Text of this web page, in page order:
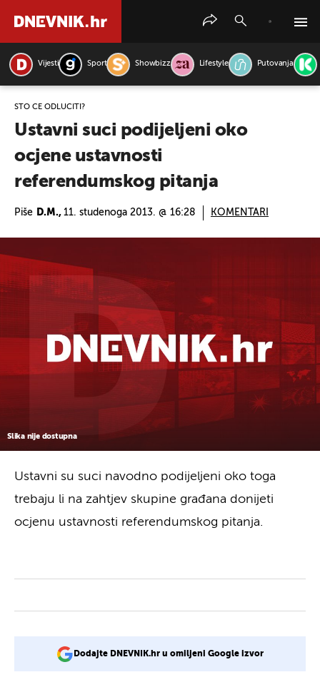
Vijesti Sport Showbizz Lifestyle Putovanja
ŠTO ĆE ODLUČITI?
Ustavni suci podijeljeni oko
ocjene ustavnosti
referendumskog pitanja
Piše D.M., 11. studenoga 2013. @ 16:28 KOMENTARI
Slika nije dostupna
Ustavni su suci navodno podijeljeni oko toga
trebaju li na zahtjev skupine građana donijeti
ocjenu ustavnosti referendumskog pitanja.
Dodajte DNEVNIK.hr u omiljeni Google izvor
PRETRAŽITE VIJESTI